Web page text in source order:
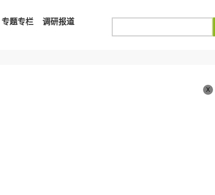
专题专栏 调研报道
X